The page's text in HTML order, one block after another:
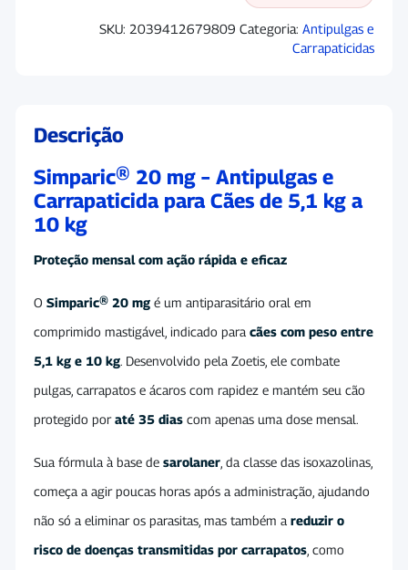
SKU: 2039412679809 Categoria: Antipulgas e
Carrapaticidas
Descrição
Simparic® 20 mg – Antipulgas e
Carrapaticida para Cães de 5,1 kg a
10 kg
Proteção mensal com ação rápida e eficaz
O Simparic® 20 mg é um antiparasitário oral em
comprimido mastigável, indicado para cães com peso entre
5,1 kg e 10 kg. Desenvolvido pela Zoetis , ele combate
pulgas, carrapatos e ácaros com rapidez e mantém seu cão
protegido poraté 35 dias com apenas uma dose mensal.
Sua fórmula à base de sarolaner , da classe das isoxazolinas,
começa a agir poucas horas após a administração, ajudando
não só a eliminar os parasitas, mas também a reduzir o
risco de doenças transmitidas por carrapatos , como